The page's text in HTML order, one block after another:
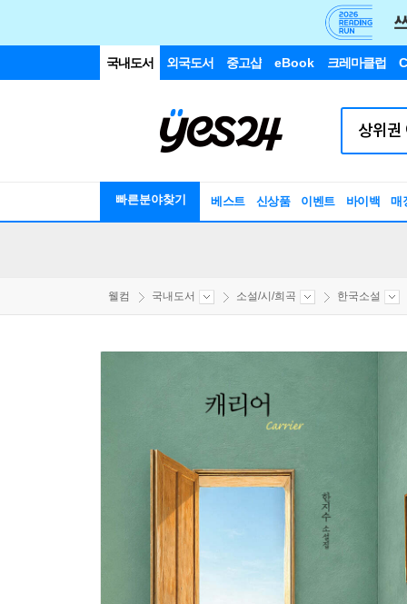
국내도서 외국도서 중고샵 eBook 크레마클럽
빠른분야찾기 베스트 신상품 이벤트 바이백 매
웰컴 국내도서 소설/시/희곡 한국소설